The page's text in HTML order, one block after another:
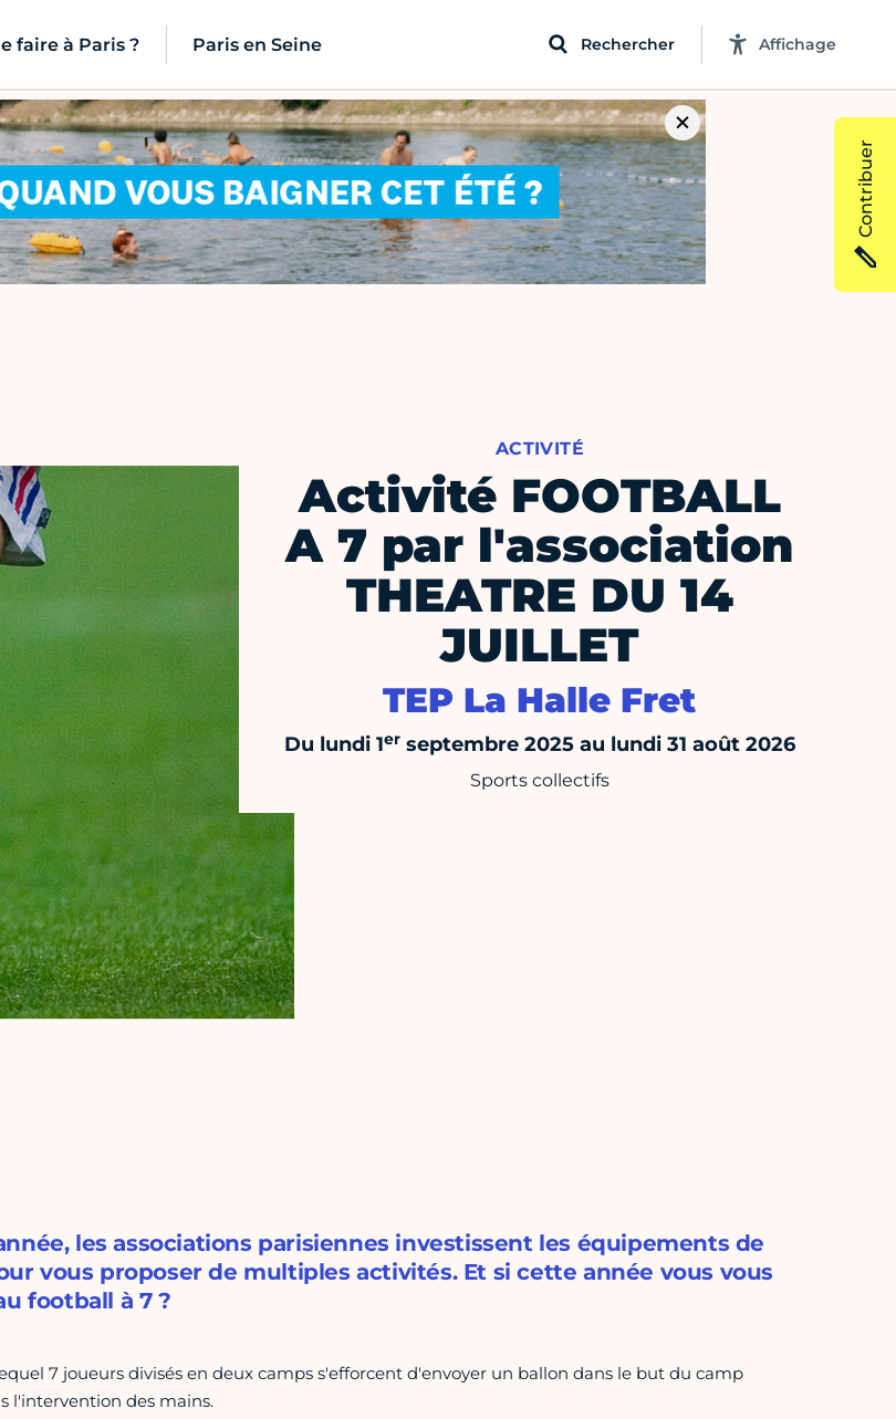
faire à Paris ? Paris en Seine Rechercher Affichage
ACTIVITÉ
Activité FOOTBALL
A 7 par l'association
THEATRE DU 14
JUILLET
TEP La Halle Fret
Du lundi 1erseptembre 2025 au lundi 31 août 2026
Sports collectifs
les associations parisiennes investissent les équipements de
vous proposer de multiples activités. Et si cette année vous vous
football à 7 ?
7 joueurs divisés en deux camps s'efforcent d'envoyer un ballon dans le but du camp
l'intervention des mains.
Contribuer